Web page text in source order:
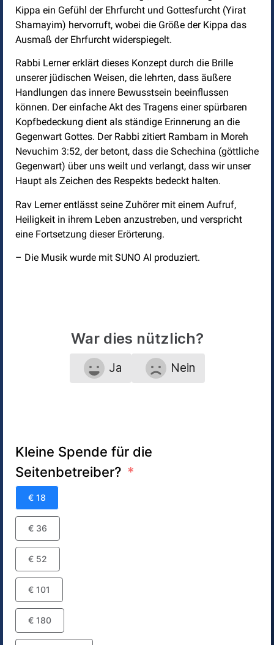
Kippa ein Gefühl der Ehrfurcht und Gottesfurcht (Yirat
Shamayim) hervorruft, wobei die Größe der Kippa das
Ausmaß der Ehrfurcht widerspiegelt.
Rabbi Lerner erklärt dieses Konzept durch die Brille
unserer jüdischen Weisen, die lehrten, dass äußere
Handlungen das innere Bewusstsein beeinflussen
können. Der einfache Akt des Tragens einer spürbaren
Kopfbedeckung dient als ständige Erinnerung an die
Gegenwart Gottes. Der Rabbi zitiert Rambam in Moreh
Nevuchim 3:52, der betont, dass die Schechina (göttliche
Gegenwart) über uns weilt und verlangt, dass wir unser
Haupt als Zeichen des Respekts bedeckt halten.
Rav Lerner entlässt seine Zuhörer mit einem Aufruf,
Heiligkeit in ihrem Leben anzustreben, und verspricht
eine Fortsetzung dieser Erörterung.
– Die Musik wurde mit SUNO AI produziert.
War dies nützlich?
Ja Nein
Kleine Spende für die
Seitenbetreiber?
€ 18
€ 36
€ 52
€ 101
€ 180